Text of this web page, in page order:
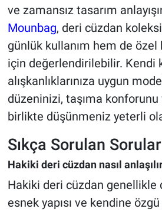
ve zamansız tasarım
Mounbag, deri cüzdan
günlük kullanım hem de özel
için değerlendirilebilir. Kendi
alışkanlıklarınıza uygun
düzeninizi, taşıma konforunu
birlikte düşünmeniz yeterli
Sıkça Sorulan Sorular
Hakiki deri cüzdan nasıl
Hakiki deri cüzdan genellikle
esnek yapısı ve kendine